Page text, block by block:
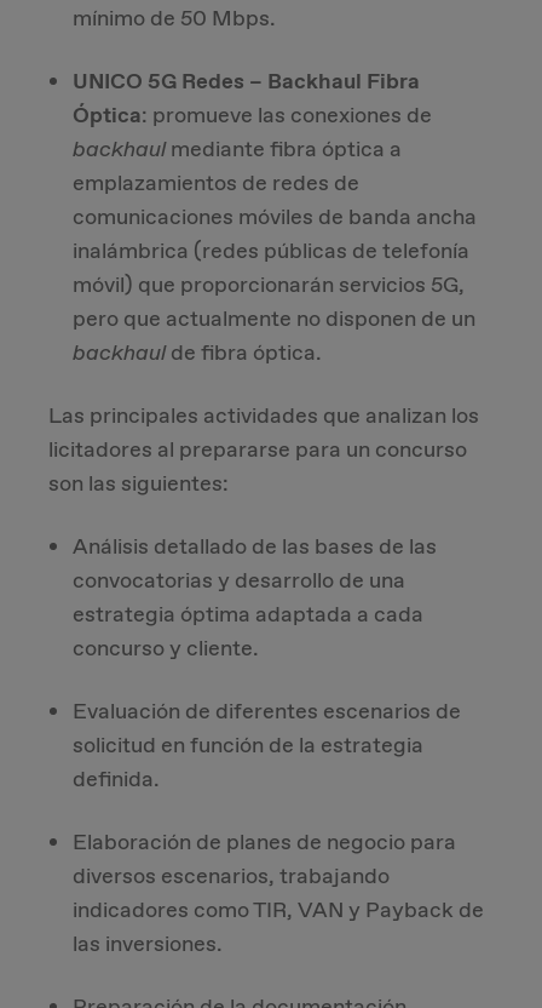
mínimo de 50 Mbps.
UNICO 5G Redes – Backhaul Fibra
Óptica: promueve las conexiones de
backhaulmediante fibra óptica a
emplazamientos de redes de
comunicaciones móviles de banda ancha
inalámbrica (redes públicas de telefonía
móvil) que proporcionarán servicios 5G,
pero que actualmente no disponen de un
backhaulde fibra óptica.
Las principales actividades que analizan los
licitadores al prepararse para un concurso
son las siguientes:
Análisis detallado de las bases de las
convocatorias y desarrollo de una
estrategia óptima adaptada a cada
concurso y cliente.
Evaluación de diferentes escenarios de
solicitud en función de la estrategia
definida.
Elaboración de planes de negocio para
diversos escenarios, trabajando
indicadores como TIR, VAN y Payback de
las inversiones.